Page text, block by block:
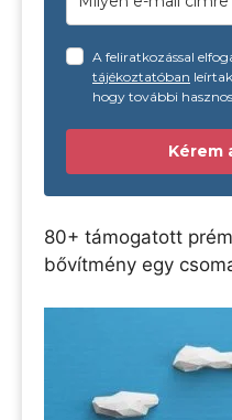
A feliratkozással
tájékoztatóban
hogy további
Kérem
80+ támogatott
bővítmény egy